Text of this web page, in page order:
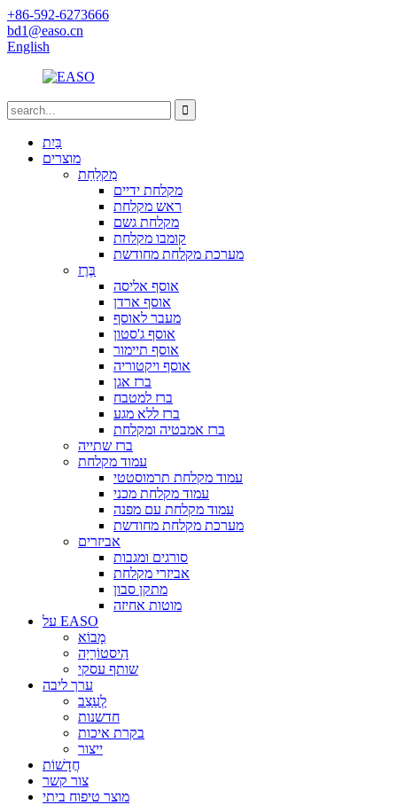
+86-592-6273666
bd1@easo.cn
English
בַּיִת
מוצרים
מִקלַחַת
מקלחת ידיים
ראש מקלחת
מקלחת גשם
קומבו מקלחת
מערכת מקלחת מחודשת
בֶּרֶז
אוסף אליסה
אוסף ארדן
מעבר לאוסף
אוסף ג'סטון
אוסף תיימור
אוסף ויקטוריה
ברז אגן
ברז למטבח
ברז ללא מגע
ברז אמבטיה ומקלחת
ברז שתייה
עמוד מקלחת
עמוד מקלחת תרמוסטטי
עמוד מקלחת מכני
עמוד מקלחת עם מפנה
מערכת מקלחת מחודשת
אביזרים
סורגים ומגבות
אביזרי מקלחת
מתקן סבון
מוטות אחיזה
על EASO
מָבוֹא
הִיסטוֹרִיָה
שותף עסקי
ערך ליבה
לְעַצֵב
חדשנות
בקרת איכות
ייצור
חֲדָשׁוֹת
צור קשר
מוצר טיפוח ביתי